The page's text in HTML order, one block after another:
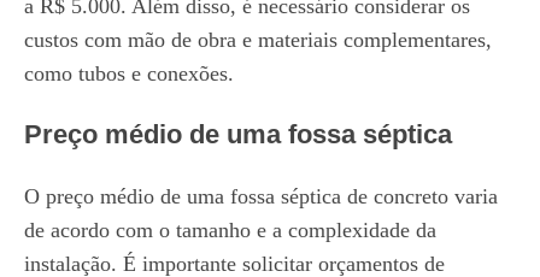
a R$ 5.000. Além disso, é necessário considerar os
custos com mão de obra e materiais complementares,
como tubos e conexões.
Preço médio de uma fossa séptica
O preço médio de uma fossa séptica de concreto varia
de acordo com o tamanho e a complexidade da
instalação. É importante solicitar orçamentos de